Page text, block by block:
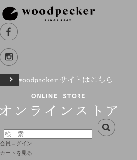
会員ログイン
カートを見る